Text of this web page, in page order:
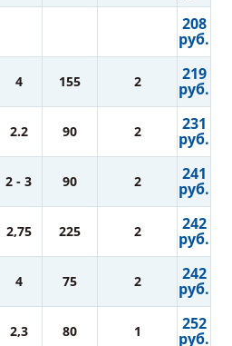
208
руб.
4 155 2 219
руб.
2.2 90 2 231
руб.
2 - 3 90 2 241
руб.
2,75 225 2 242
руб.
4 75 2 242
руб.
2,3 80 1 252
руб.